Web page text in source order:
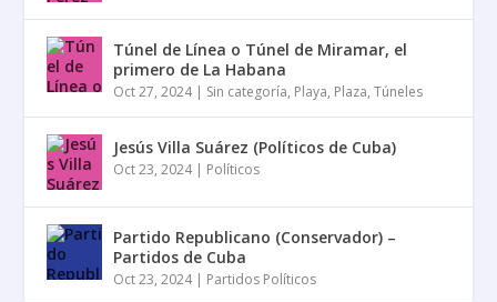
Túnel de Línea o Túnel de Miramar, el
primero de La Habana
Oct 27, 2024| Sin categoría, Playa, Plaza,Túneles
Jesús Villa Suárez (Políticos de Cuba)
Oct 23, 2024| Políticos
Partido Republicano (Conservador) –
Partidos de Cuba
Oct 23, 2024| Partidos Políticos